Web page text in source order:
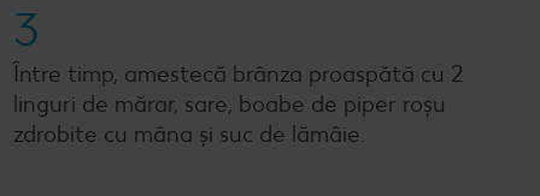
3
Între timp, amestecă brânza proaspătă cu 2
linguri de mărar, sare, boabe de piper roșu
zdrobite cu mâna și suc de lămâie.